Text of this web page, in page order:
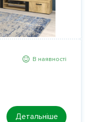
В наявності
Детальніше